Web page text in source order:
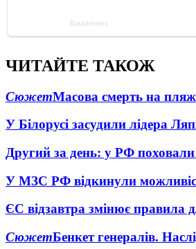
ЧИТАЙТЕ ТАКОЖ
СюжетМасова смерть на
У Білорусі засудили лідера
Другий за день: у РФ
У МЗС РФ відкинули
ЄС відзавтра змінює правила
СюжетБенкет генералів.